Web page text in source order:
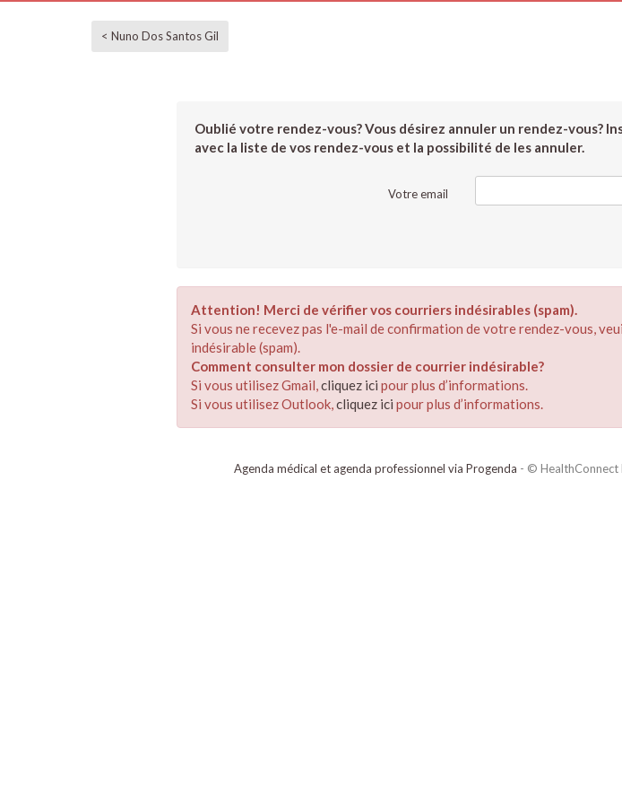
< Nuno Dos Santos Gil
Oublié votre rendez-vous? Vous désirez annuler un rendez-vous?
avec la liste de vos rendez-vous et la possibilité de les annuler.
Votre email
Attention! Merci de vérifier vos courriers indésirables (spam).
Si vous ne recevez pas l'e-mail de confirmation de votre rendez-vous,
indésirable (spam).
Comment consulter mon dossier de courrier indésirable?
Si vous utilisez Gmail,cliquez ici pour plus d’informations.
Si vous utilisez Outlook,cliquez ici pour plus d’informations.
Agenda médical et agenda professionnel via Progenda - ©